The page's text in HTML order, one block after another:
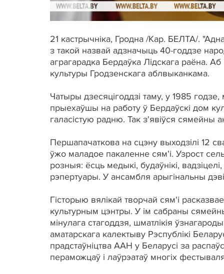
21 кастрычніка, Гродна /Кар. БЕЛТА/.
з такой назвай адзначыць 40-годдзе
аграгарадка Бердаўка Лідскага раёна.
культуры Гродзенскага аблвыканкама.
Чатыры дзесяцігоддзі таму, у 1985
прыехаўшы на работу ў Бердаўскі дом
галасістую радню. Так з'явiўся сямейны
Першапачаткова на сцэну выходзілі 12
ўжо маладое пакаленне сям'і. Узрост
розныя: ёсць медыкі, будаўнікі,
рэпертуары. У ансамбля арыгінальны
Гісторыю вялікай творчай сям'і
культурным цэнтры. У ім сабраны
мінулага стагоддзя, шматлікія
аматарскага калектыву Рэспублікі
прадстаўніцтва ААН у Беларусі за
пераможцаў і лаўрэатаў многіх